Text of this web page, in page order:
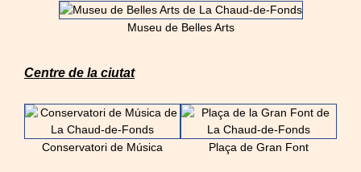
Museu de Belles Arts
Centre de la ciutat
Conservatori de Música Plaça de Gran Font